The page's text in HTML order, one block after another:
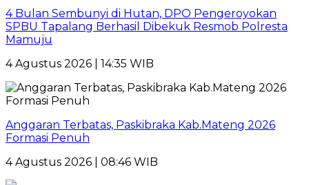
4 Bulan Sembunyi di Hutan, DPO Pengeroyokan
SPBU Tapalang Berhasil Dibekuk Resmob Polresta
Mamuju
4 Agustus 2026 | 14:35 WIB
Anggaran Terbatas, Paskibraka Kab.Mateng 2026
Formasi Penuh
4 Agustus 2026 | 08:46 WIB